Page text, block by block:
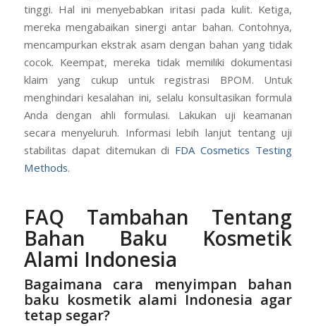
tinggi. Hal ini menyebabkan iritasi pada kulit. Ketiga,
mereka mengabaikan sinergi antar bahan. Contohnya,
mencampurkan ekstrak asam dengan bahan yang tidak
cocok. Keempat, mereka tidak memiliki dokumentasi
klaim yang cukup untuk registrasi BPOM. Untuk
menghindari kesalahan ini, selalu konsultasikan formula
Anda dengan ahli formulasi. Lakukan uji keamanan
secara menyeluruh. Informasi lebih lanjut tentang uji
stabilitas dapat ditemukan di FDA Cosmetics Testing
Methods.
FAQ Tambahan Tentang
Bahan Baku Kosmetik
Alami Indonesia
Bagaimana cara menyimpan bahan
baku kosmetik alami Indonesia agar
tetap segar?